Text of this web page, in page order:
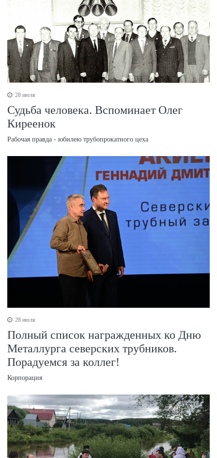
28 июля
Судьба человека. Вспоминает Олег
Киреенок
Рабочая правда - юбилею трубопрокатного цеха
28 июля
Полный список награжденных ко Дню
Металлурга северских трубников.
Порадуемся за коллег!
Корпорация